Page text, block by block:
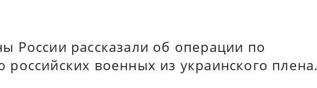
России рассказали об операции по
военных из украинского плена.